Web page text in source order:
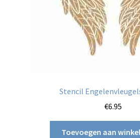
Stencil
€6.95
Toevoegen aan